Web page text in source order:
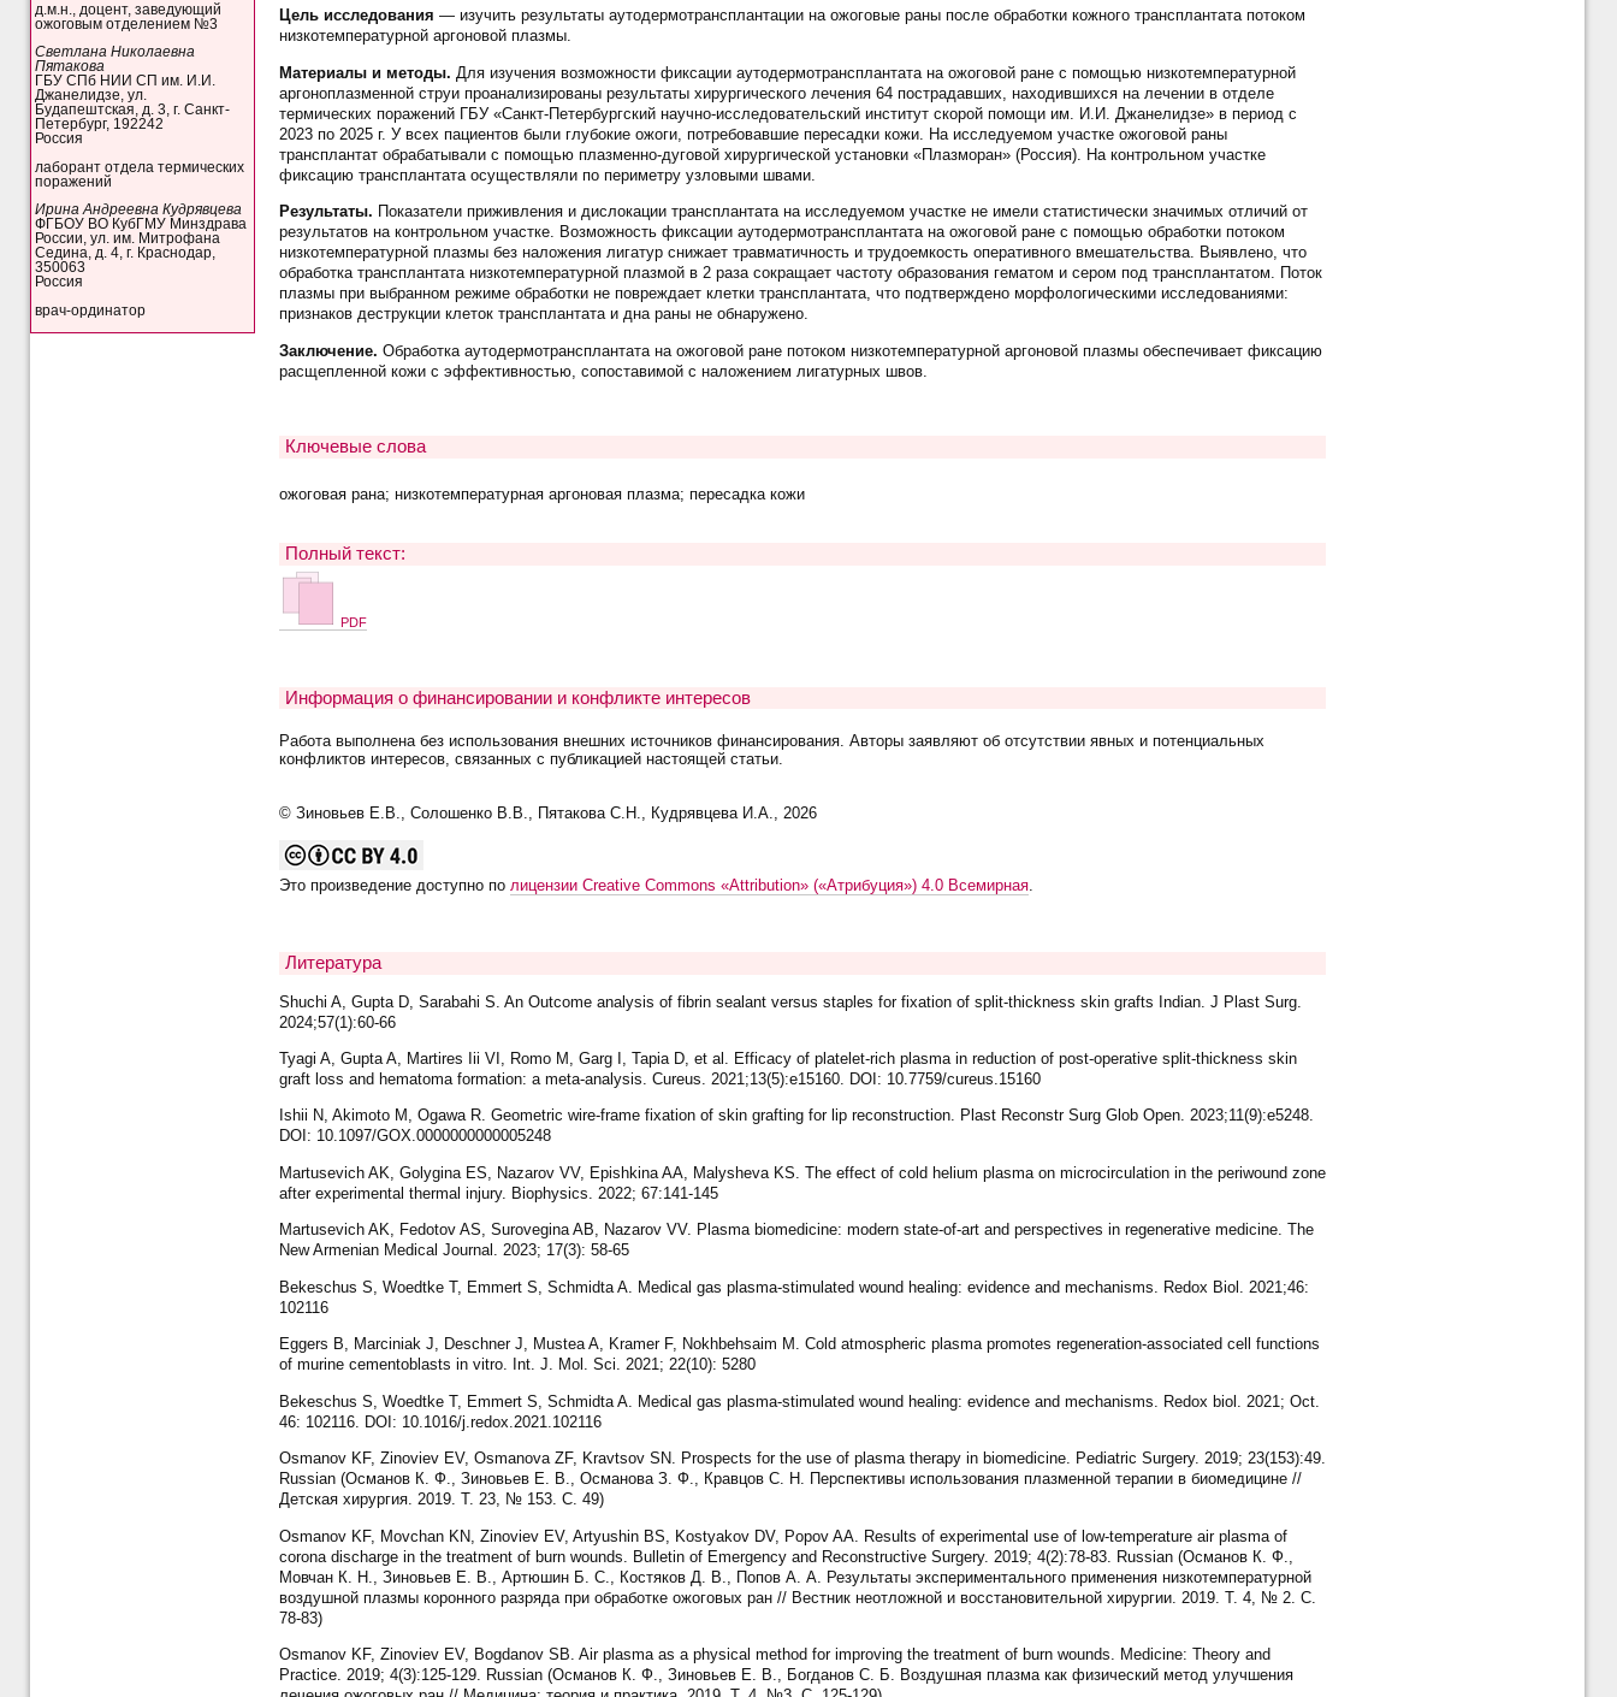
д.м.н., доцент, заведующий
ожоговым отделением №3
Светлана Николаевна
Пятакова
ГБУ СПб НИИ СП им. И.И.
Джанелидзе, ул.
Будапештская, д. 3, г. Санкт-
Петербург, 192242
Россия
лаборант отдела термических
поражений
Ирина Андреевна Кудрявцева
ФГБОУ ВО КубГМУ Минздрава
России, ул. им. Митрофана
Седина, д. 4, г. Краснодар,
350063
Россия
врач-ординатор
Цель исследования — изучить результаты аутодермотрансплантации на ожоговые раны после обработки кожного трансплантата потоком
низкотемпературной аргоновой плазмы.
Материалы и методы. Для изучения возможности фиксации аутодермотрансплантата на ожоговой ране с помощью низкотемпературной
аргоноплазменной струи проанализированы результаты хирургического лечения 64 пострадавших, находившихся на лечении в отделе
термических поражений ГБУ «Санкт-Петербургский научно-исследовательский институт скорой помощи им. И.И. Джанелидзе» в период с
2023 по 2025 г. У всех пациентов были глубокие ожоги, потребовавшие пересадки кожи. На исследуемом участке ожоговой раны
трансплантат обрабатывали с помощью плазменно-дуговой хирургической установки «Плазморан» (Россия). На контрольном участке
фиксацию трансплантата осуществляли по периметру узловыми швами.
Результаты. Показатели приживления и дислокации трансплантата на исследуемом участке не имели статистически значимых отличий от
результатов на контрольном участке. Возможность фиксации аутодермотрансплантата на ожоговой ране с помощью обработки потоком
низкотемпературной плазмы без наложения лигатур снижает травматичность и трудоемкость оперативного вмешательства. Выявлено, что
обработка трансплантата низкотемпературной плазмой в 2 раза сокращает частоту образования гематом и сером под трансплантатом. Поток
плазмы при выбранном режиме обработки не повреждает клетки трансплантата, что подтверждено морфологическими исследованиями:
признаков деструкции клеток трансплантата и дна раны не обнаружено.
Заключение. Обработка аутодермотрансплантата на ожоговой ране потоком низкотемпературной аргоновой плазмы обеспечивает фиксацию
расщепленной кожи с эффективностью, сопоставимой с наложением лигатурных швов.
Ключевые слова
ожоговая рана; низкотемпературная аргоновая плазма; пересадка кожи
Полный текст:
PDF
Информация о финансировании и конфликте интересов
Работа выполнена без использования внешних источников финансирования. Авторы заявляют об отсутствии явных и потенциальных
конфликтов интересов, связанных с публикацией настоящей статьи.
© Зиновьев Е.В., Солошенко В.В., Пятакова С.Н., Кудрявцева И.А., 2026
Это произведение доступно по лицензии Creative Commons «Attribution» («Атрибуция») 4.0 Всемирная.
Литература
Shuchi A, Gupta D, Sarabahi S. An Outcome analysis of fibrin sealant versus staples for fixation of split-thickness skin grafts Indian. J Plast Surg.
2024;57(1):60-66
Tyagi A, Gupta A, Martires Iii VI, Romo M, Garg I, Tapia D, et al. Efficacy of platelet-rich plasma in reduction of post-operative split-thickness skin
graft loss and hematoma formation: a meta-analysis. Cureus. 2021;13(5):e15160. DOI: 10.7759/cureus.15160
Ishii N, Akimoto M, Ogawa R. Geometric wire-frame fixation of skin grafting for lip reconstruction. Plast Reconstr Surg Glob Open. 2023;11(9):e5248.
DOI: 10.1097/GOX.0000000000005248
Martusevich AK, Golygina ES, Nazarov VV, Epishkina AA, Malysheva KS. The effect of cold helium plasma on microcirculation in the periwound zone
after experimental thermal injury. Biophysics. 2022; 67:141-145
Martusevich AK, Fedotov AS, Surovegina AB, Nazarov VV. Plasma biomedicine: modern state-of-art and perspectives in regenerative medicine. The
New Armenian Medical Journal. 2023; 17(3): 58-65
Bekeschus S, Woedtke T, Emmert S, Schmidta A. Medical gas plasma-stimulated wound healing: evidence and mechanisms. Redox Biol. 2021;46:
102116
Eggers B, Marciniak J, Deschner J, Mustea A, Kramer F, Nokhbehsaim M. Cold atmospheric plasma promotes regeneration-associated cell functions
of murine cementoblasts in vitro. Int. J. Mol. Sci. 2021; 22(10): 5280
Bekeschus S, Woedtke Т, Emmert S, Schmidta A. Medical gas plasma-stimulated wound healing: evidence and mechanisms. Redox biol. 2021; Oct.
46: 102116. DOI: 10.1016/j.redox.2021.102116
Osmanov KF, Zinoviev EV, Osmanova ZF, Kravtsov SN. Prospects for the use of plasma therapy in biomedicine. Pediatric Surgery. 2019; 23(153):49.
Russian (Османов К. Ф., Зиновьев Е. В., Османова З. Ф., Кравцов С. Н. Перспективы использования плазменной терапии в биомедицине //
Детская хирургия. 2019. Т. 23, № 153. С. 49)
Osmanov KF, Movchan KN, Zinoviev EV, Artyushin BS, Kostyakov DV, Popov AA. Results of experimental use of low-temperature air plasma of
corona discharge in the treatment of burn wounds. Bulletin of Emergency and Reconstructive Surgery. 2019; 4(2):78-83. Russian (Османов К. Ф.,
Мовчан К. Н., Зиновьев Е. В., Артюшин Б. С., Костяков Д. В., Попов А. А. Результаты экспериментального применения низкотемпературной
воздушной плазмы коронного разряда при обработке ожоговых ран // Вестник неотложной и восстановительной хирургии. 2019. Т. 4, № 2. С.
78-83)
Osmanov KF, Zinoviev EV, Bogdanov SB. Air plasma as a physical method for improving the treatment of burn wounds. Medicine: Theory and
Practice. 2019; 4(3):125-129. Russian (Османов К. Ф., Зиновьев Е. В., Богданов С. Б. Воздушная плазма как физический метод улучшения